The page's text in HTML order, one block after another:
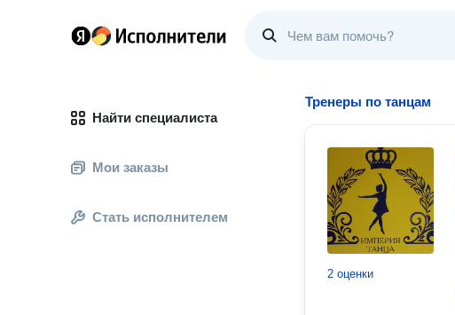
Найти специалиста
Мои заказы
Стать исполнителем
Тренеры по танцам
2 оценки